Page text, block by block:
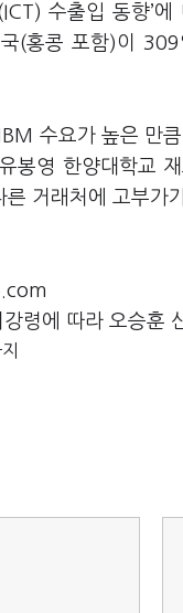
수출입 동향’
(홍콩 포함)이
수요가 높은 만
봉영 한양대학교
른 거래처에 고부
령에 따라 오승훈